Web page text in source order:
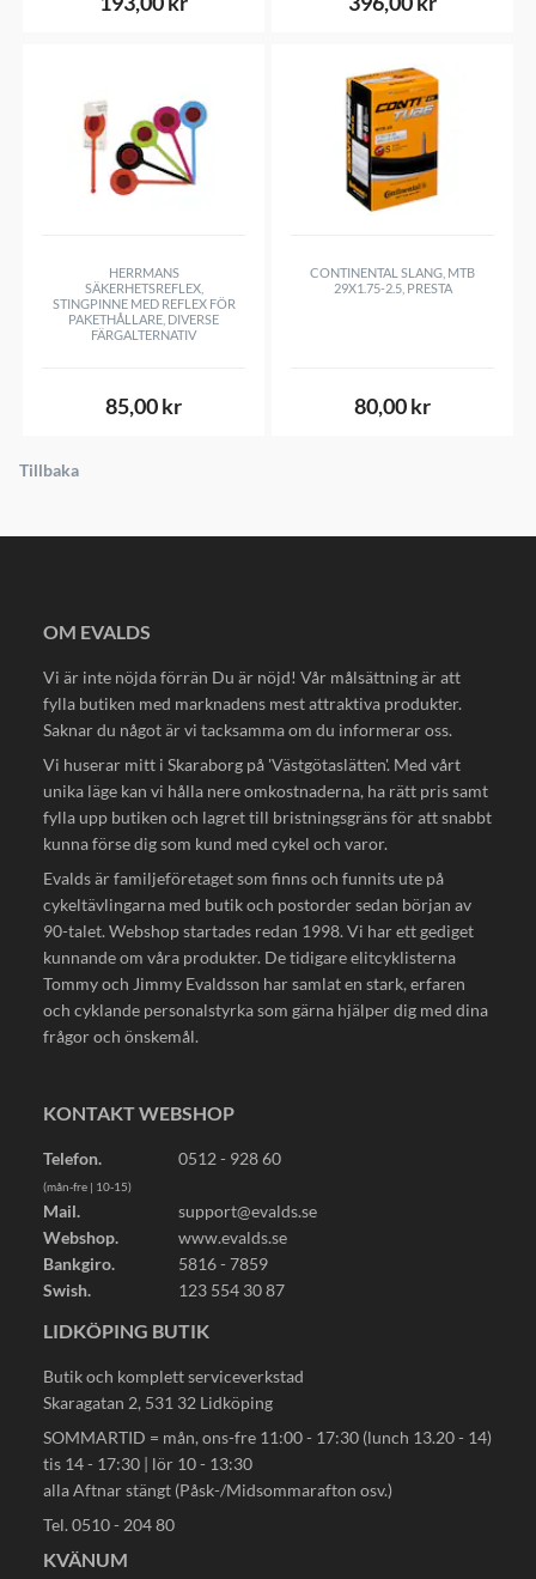
HERRMANS
SÄKERHETSREFLEX,
STINGPINNE MED REFLEX FÖR
PAKETHÅLLARE, DIVERSE
FÄRGALTERNATIV
85,00 kr
CONTINENTAL SLANG, MTB
29X1.75-2.5, PRESTA
80,00 kr
Tillbaka
OM EVALDS
Vi är inte nöjda förrän Du är nöjd! Vår målsättning är att
fylla butiken med marknadens mest attraktiva produkter.
Saknar du något är vi tacksamma om du informerar oss.
Vi huserar mitt i Skaraborg på 'Västgötaslätten'. Med vårt
unika läge kan vi hålla nere omkostnaderna, ha rätt pris samt
fylla upp butiken och lagret till bristningsgräns för att snabbt
kunna förse dig som kund med cykel och varor.
Evalds är familjeföretaget som finns och funnits ute på
cykeltävlingarna med butik och postorder sedan början av
90-talet. Webshop startades redan 1998. Vi har ett gediget
kunnande om våra produkter. De tidigare elitcyklisterna
Tommy och Jimmy Evaldsson har samlat en stark, erfaren
och cyklande personalstyrka som gärna hjälper dig med dina
frågor och önskemål.
KONTAKT WEBSHOP
Telefon. 0512 - 928 60
(mån-fre | 10-15)
Mail.
support@evalds.se
Webshop.
www.evalds.se
Bankgiro.
5816 - 7859
Swish.
123 554 30 87
LIDKÖPING BUTIK
Butik och komplett serviceverkstad
Skaragatan 2, 531 32 Lidköping
SOMMARTID = mån, ons-fre 11:00 - 17:30 (lunch 13.20 - 14)
tis 14 - 17:30 | lör 10 - 13:30
alla Aftnar stängt (Påsk-/Midsommarafton osv.)
Tel. 0510 - 204 80
KVÄNUM